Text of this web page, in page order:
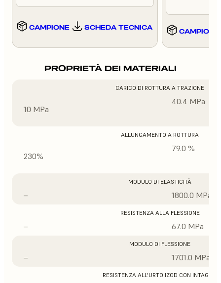
CAMPIONE SCHEDA TECNICA
CAMPIONE
PROPRIETÀ DEI MATERIALI
CARICO DI ROTTURA A TRAZIONE
10 MPa
40.4 MPa
ALLUNGAMENTO A ROTTURA
230%
79.0 %
MODULO DI ELASTICITÀ
– 1800.0 MPa
RESISTENZA ALLA FLESSIONE
– 67.0 MPa
MODULO DI FLESSIONE
– 1701.0 MPa
RESISTENZA ALL'URTO IZOD CON INTAGLIO